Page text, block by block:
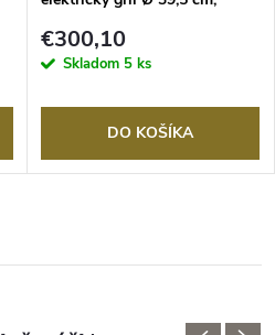
€300,10
Skladom 5 ks
DO KOŠÍKA